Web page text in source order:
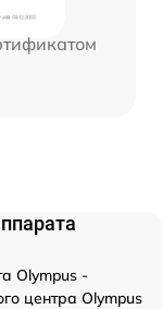
Olympus -
центра Olympus